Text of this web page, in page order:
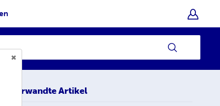
Verwandte Artikel